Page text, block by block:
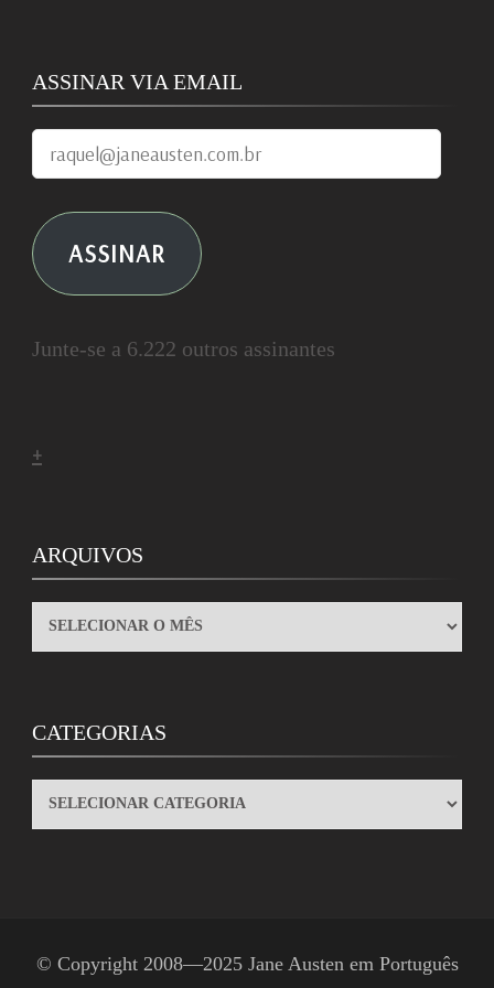
ASSINAR VIA EMAIL
raquel@janeausten.com.br
ASSINAR
Junte-se a 6.222 outros assinantes
+
ARQUIVOS
ARQUIVOS
CATEGORIAS
CATEGORIAS
© Copyright 2008—2025 Jane Austen em Português